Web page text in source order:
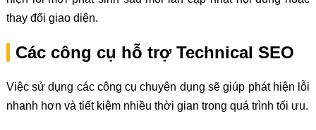
thay đổi giao diện.
Các công cụ hỗ trợ Technical SEO
Việc sử dụng các công cụ chuyên dụng sẽ giúp phát hiện lỗi
nhanh hơn và tiết kiệm nhiều thời gian trong quá trình tối ưu.